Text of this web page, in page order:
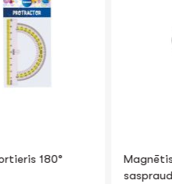
Magnētiskais turētājs
saspraudēm FOROFIS